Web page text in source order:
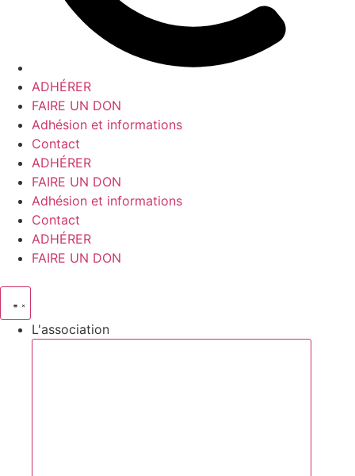
ADHÉRER
FAIRE UN DON
Adhésion et informations
Contact
ADHÉRER
FAIRE UN DON
Adhésion et informations
Contact
ADHÉRER
FAIRE UN DON
L'association